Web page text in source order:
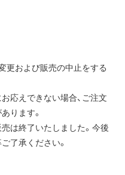
更および販売の中止をする
応えできない場合、ご注文
ります。
は終了いたしました。今後
了承ください。